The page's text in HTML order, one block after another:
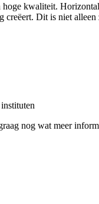
kwaliteit.
Dit is niet
nog wat meer